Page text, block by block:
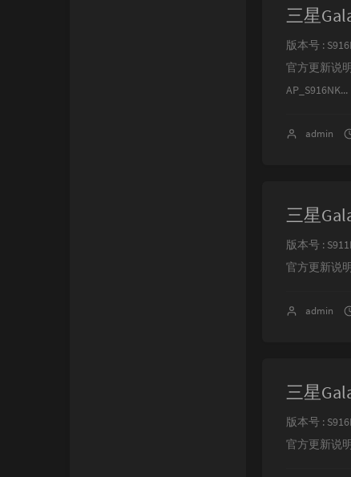
三星
版本号 :
官方更新说
AP_S916NK...
admin
三星
版本号 :
官方更新说
admin
三星
版本号 :
官方更新说